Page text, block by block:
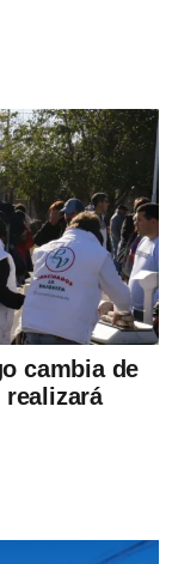
cambia de
realizará